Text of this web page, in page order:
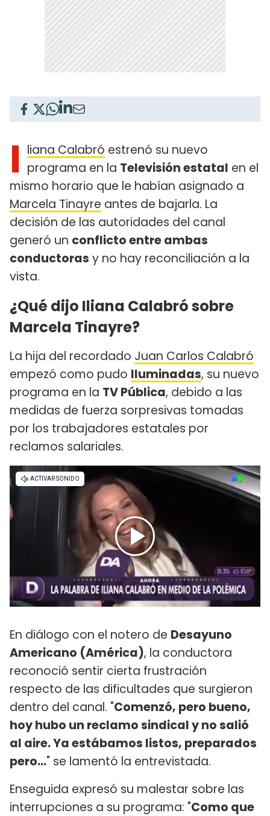
I liana Calabró estrenó su nuevo
programa en la Televisión estatal en el
mismo horario que le habían asignado a
Marcela Tinayre antes de bajarla. La
decisión de las autoridades del canal
generó un conflicto entre ambas
conductoras y no hay reconciliación a la
vista.
¿Qué dijo Iliana Calabró sobre
Marcela Tinayre?
La hija del recordado Juan Carlos Calabró
empezó como pudo Iluminadas, su nuevo
programa en la TV Pública, debido a las
medidas de fuerza sorpresivas tomadas
por los trabajadores estatales por
reclamos salariales.
En diálogo con el notero de Desayuno
Americano (América), la conductora
reconoció sentir cierta frustración
respecto de las dificultades que surgieron
dentro del canal. "Comenzó, pero bueno,
hoy hubo un reclamo sindical y no salió
al aire. Ya estábamos listos, preparados
pero..." se lamentó la entrevistada.
Enseguida expresó su malestar sobre las
interrupciones a su programa: "Como que